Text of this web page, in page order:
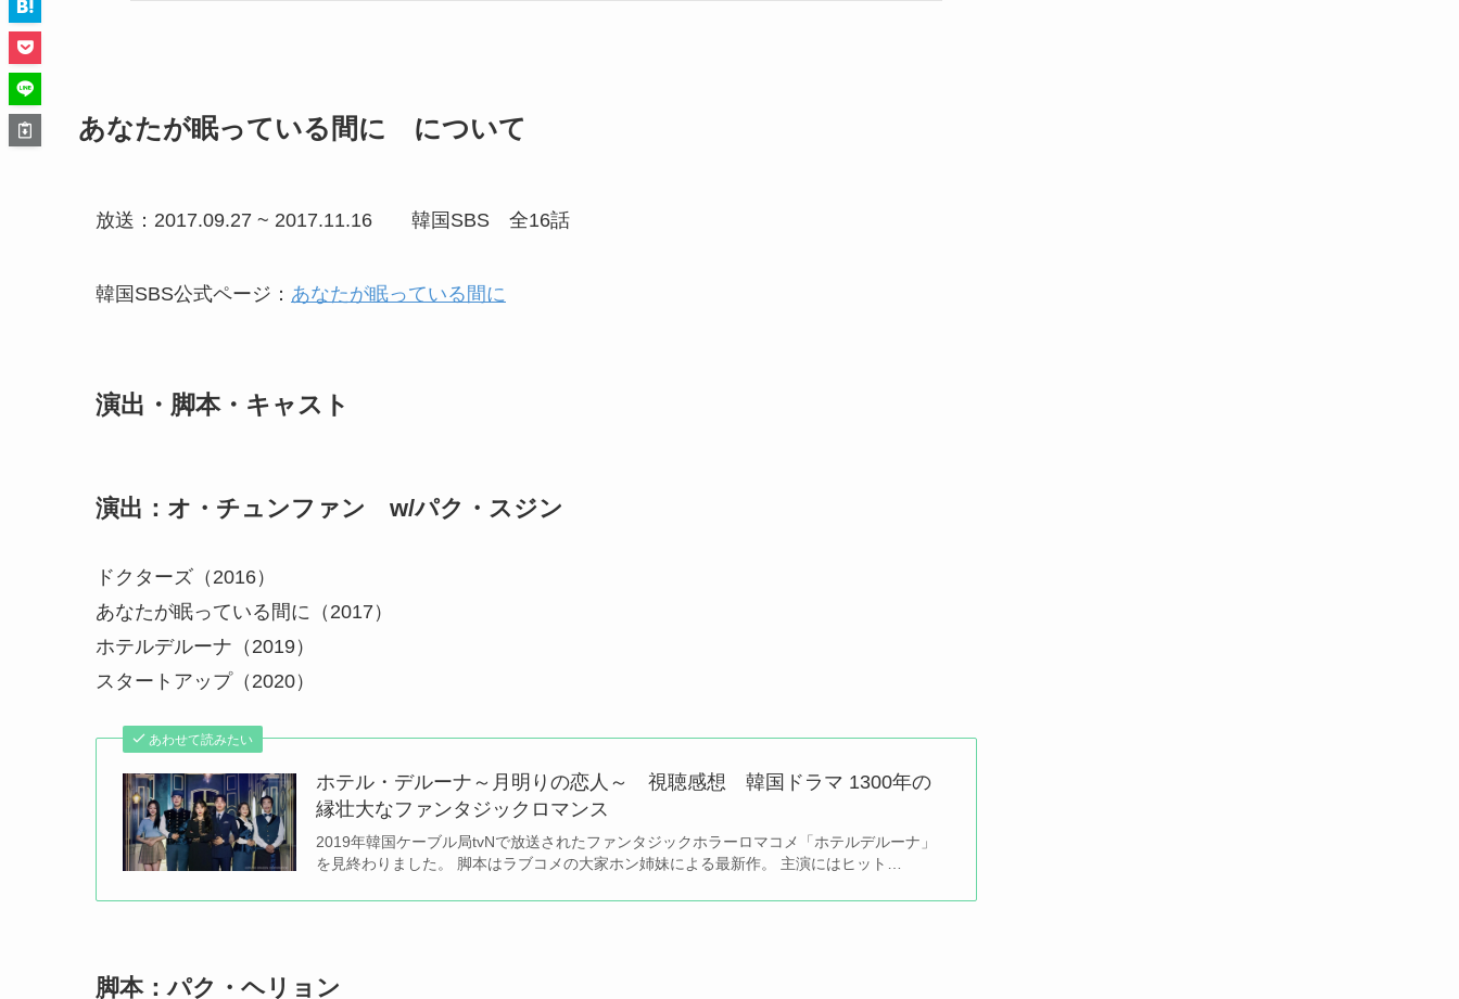
あなたが眠っている間に について
放送：2017.09.27 ~ 2017.11.16 韓国SBS 全16話
韓国SBS公式ページ： あなたが眠っている間に
演出・脚本・キャスト
演出：オ・チュンファン w/パク・スジン
ドクターズ（2016）
あなたが眠っている間に（2017）
ホテルデルーナ（2019）
スタートアップ（2020）
あわせて読みたい
ホテル・デルーナ～月明りの恋人～ 視聴感想 韓国ドラマ 1300年の
縁壮大なファンタジックロマンス
2019年韓国ケーブル局tvNで放送されたファンタジックホラーロマコメ「ホテルデルーナ」
を見終わりました。 脚本はラブコメの大家ホン姉妹による最新作。 主演にはヒット…
脚本：パク・ヘリョン